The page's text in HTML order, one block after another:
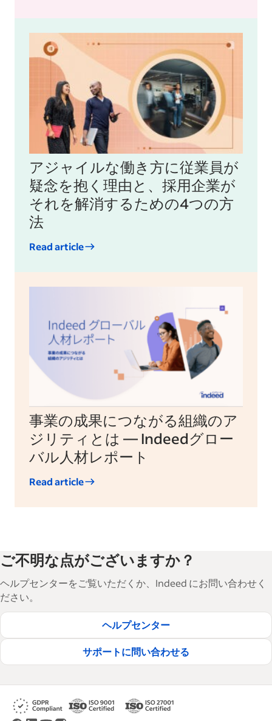
アジャイルな働き方に従業員が
疑念を抱く理由と、採用企業が
それを解消するための4つの方
法
Read article
事業の成果につながる組織のア
ジリティとは — Indeedグロー
バル人材レポート
Read article
ご不明な点がございますか？
ヘルプセンターをご覧いただくか、Indeed にお問い合わせく
ださい。
ヘルプセンター
サポートに問い合わせる